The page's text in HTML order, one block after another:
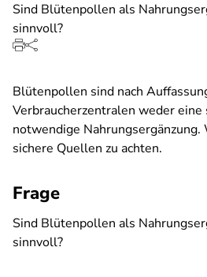
Sind Blütenpollen als
sinnvoll?
Blütenpollen sind nach
Verbraucherzentralen weder
notwendige
sichere Quellen zu achten.
Frage
Sind Blütenpollen als
sinnvoll?